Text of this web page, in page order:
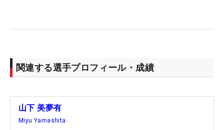
関連する選手プロフィール・成績
山下 美夢有
Miyu Yamashita